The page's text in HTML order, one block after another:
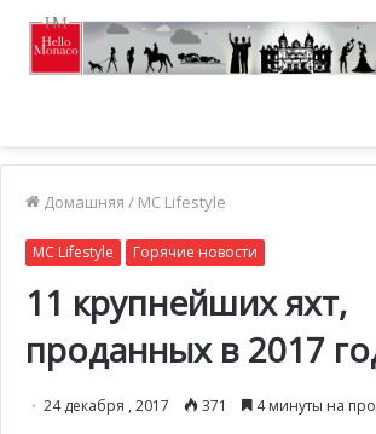
Домашняя / MC Lifestyle
MC Lifestyle Горячие новости
11 крупнейших яхт,
проданных в 2017
24 декабря , 2017 371 4 минуты на